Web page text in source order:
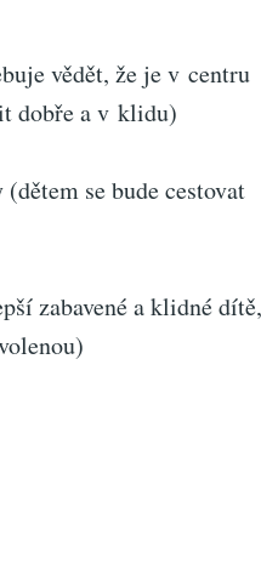
vědět, že je v centru
dobře a v klidu)
se bude cestovat
zabavené a klidné dítě,